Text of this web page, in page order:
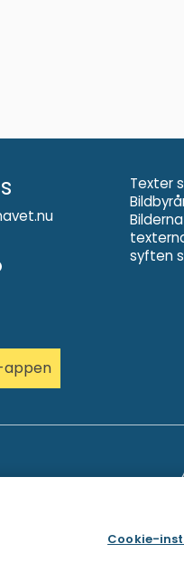
Texter
syften
appen
Cookie-